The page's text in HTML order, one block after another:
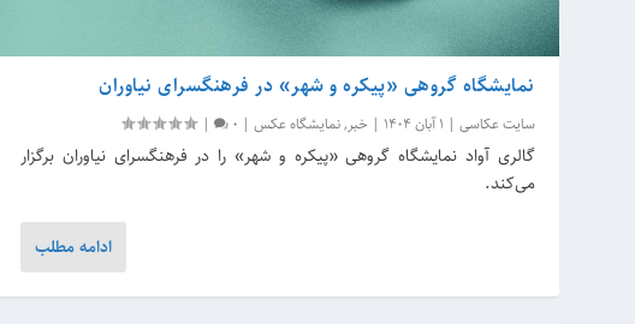
نمایشگاه گروهی «پیکره و شهر» در فرهنگسرای نیاوران
سایت عکاسی | 1 آبان 1404 | خبر,نمایشگاه عکس |
0
|
گالری آواد نمایشگاه گروهی «پیکره و شهر» را در فرهنگسرای نیاوران برگزار
می‌کند.
ادامه مطلب